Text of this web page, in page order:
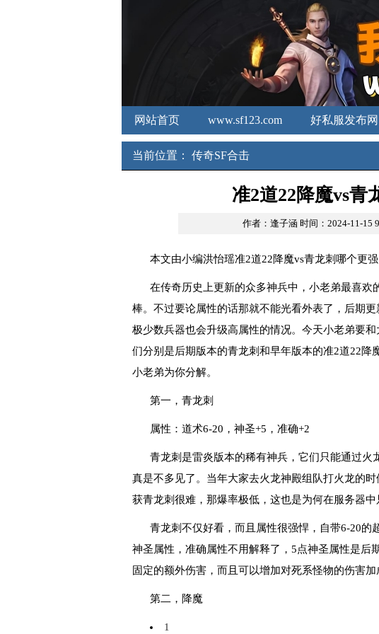
网站首页 www.sf123.com 好私服发布网
新开传奇3发布网
新开合击
中国传奇
当前位置： 传奇SF合击
准2道22降魔vs青
作者：逢子涵 时间：2024-11-15
本文由小编洪怡瑶准2道22降魔vs青龙刺哪个更强
在传奇历史上更新的众多神兵中，小老弟最喜欢
棒。不过要论属性的话那就不能光看外表了，后期
极少数兵器也会升级高属性的情况。今天小老弟要
们分别是后期版本的青龙刺和早年版本的准2道22降
小老弟为你分解。
第一，青龙刺
属性：道术6-20，神圣+5，准确+2
青龙刺是雷炎版本的稀有神兵，它们只能通过
真是不多见了。当年大家去火龙神殿组队打火龙的
获青龙刺很难，那爆率极低，这也是为何在服务器中
青龙刺不仅好看，而且属性很强悍，自带6-20的
神圣属性，准确属性不用解释了，5点神圣属性是后
固定的额外伤害，而且可以增加对死系怪物的伤害加
第二，降魔
1